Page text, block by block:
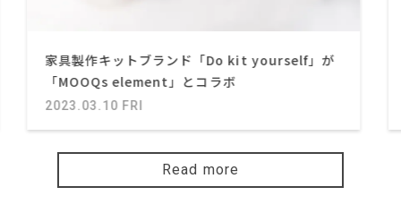
家具製作キットブランド「Do kit yourself」が
「MOOQs element」とコラボ
2023.03.10 FRI
Read more